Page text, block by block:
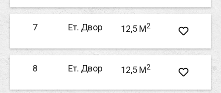
7 Ет. Двор 12,5 M2
8 Ет. Двор 12,5 M2